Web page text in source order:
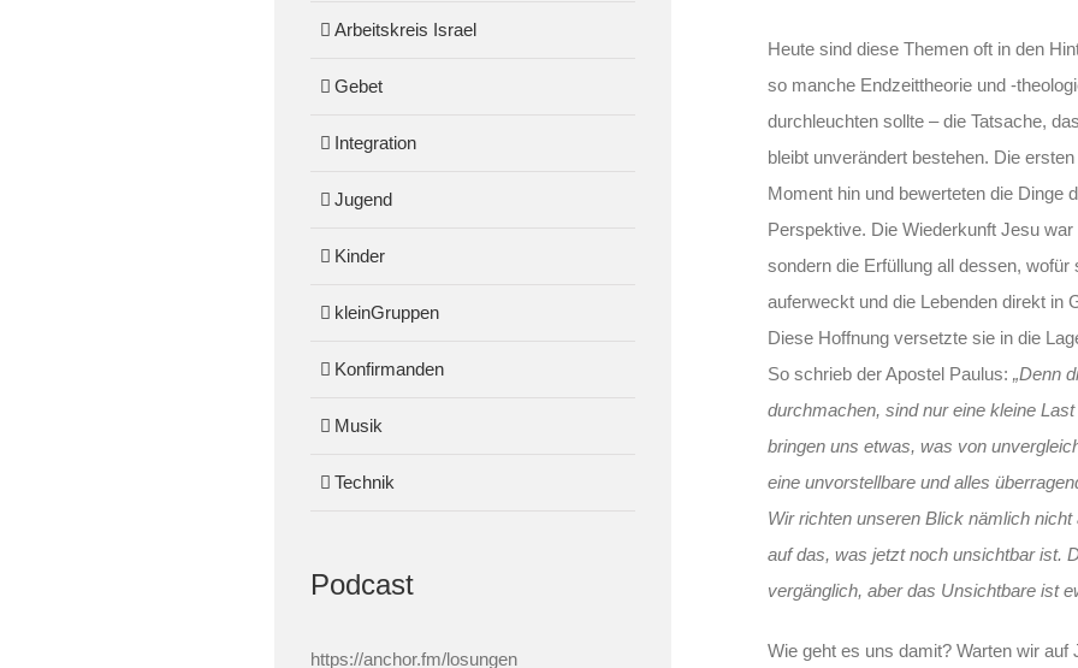
Heute sind diese Themen oft in den
so manche Endzeittheorie und -
durchleuchten sollte – die Tatsache,
bleibt unverändert bestehen. Die
Moment hin und bewerteten die Dinge
Perspektive. Die Wiederkunft Jesu
sondern die Erfüllung all dessen, wofür
auferweckt und die Lebenden direkt in
Diese Hoffnung versetzte sie in die
So schrieb der Apostel Paulus:„Denn
durchmachen, sind nur eine kleine
bringen uns etwas, was von
eine unvorstellbare und alles
Wir richten unseren Blick nämlich
auf das, was jetzt noch unsichtbar ist.
vergänglich, aber das Unsichtbare ist
Wie geht es uns damit? Warten wir
Arbeitskreis Israel
Gebet
Integration
Jugend
Kinder
kleinGruppen
Konfirmanden
Musik
Technik
Podcast
https://anchor.fm/losungen